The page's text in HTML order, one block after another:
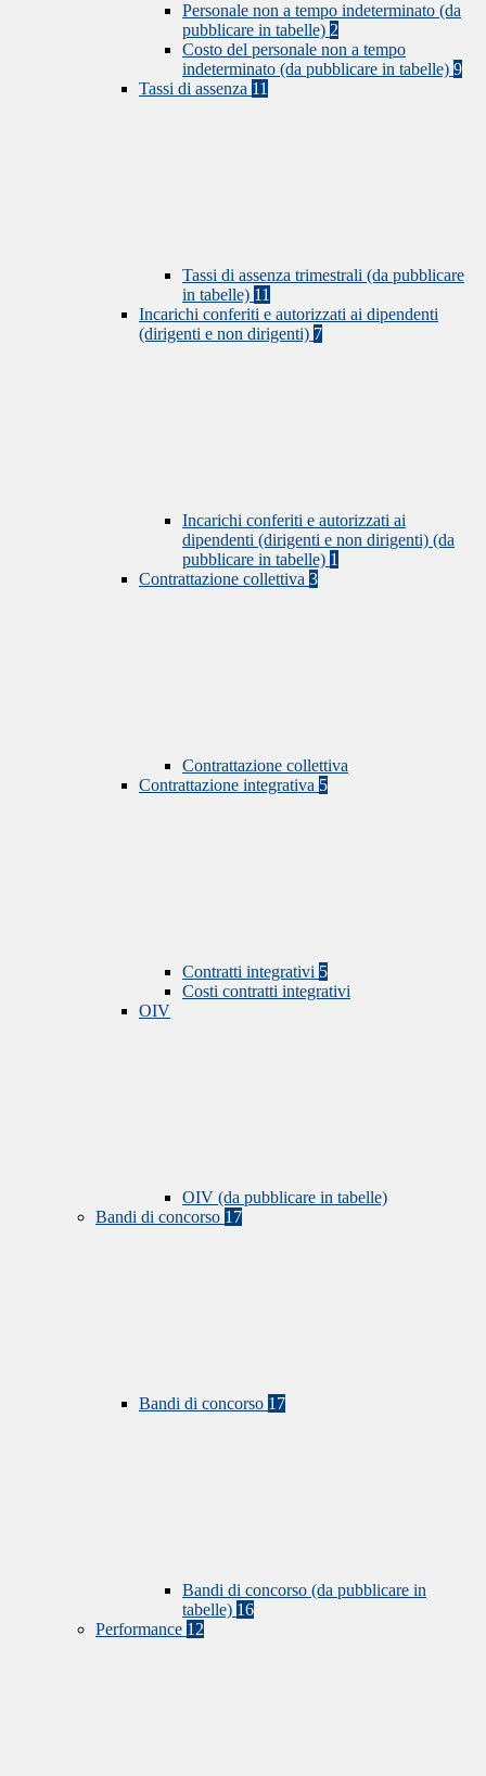
Personale non a tempo indeterminato (da
pubblicare in tabelle) 2
Costo del personale non a tempo
indeterminato (da pubblicare in tabelle) 9
Tassi di assenza 11
Tassi di assenza trimestrali (da pubblicare
in tabelle) 11
Incarichi conferiti e autorizzati ai dipendenti
(dirigenti e non dirigenti) 7
Incarichi conferiti e autorizzati ai
dipendenti (dirigenti e non dirigenti) (da
pubblicare in tabelle) 1
Contrattazione collettiva 3
Contrattazione collettiva
Contrattazione integrativa 5
Contratti integrativi 5
Costi contratti integrativi
OIV
OIV (da pubblicare in tabelle)
Bandi di concorso 17
Bandi di concorso 17
Bandi di concorso (da pubblicare in
tabelle) 16
Performance 12